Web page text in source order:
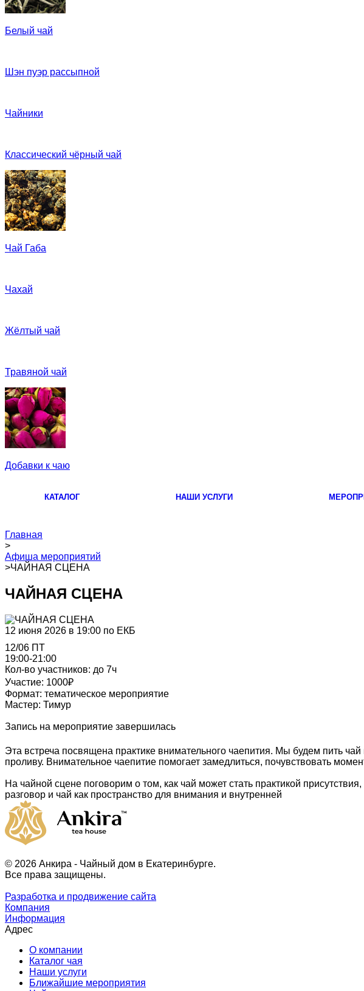
Белый чай
Шэн пуэр рассыпной
Чайники
Классический чёрный чай
Чай Габа
Чахай
Жёлтый чай
Травяной чай
Добавки к чаю
КАТАЛОГ НАШИ УСЛУГИ
Главная
>
Афиша мероприятий
>ЧАЙНАЯ СЦЕНА
ЧАЙНАЯ СЦЕНА
12 июня 2026 в 19:00 по ЕКБ
12/06 ПТ
19:00-21:00
Кол-во участников: до 7ч
Участие: 1000₽
Формат: тематическое мероприятие
Мастер: Тимур
Запись на мероприятие завершилась
Эта встреча посвящена практике внимательного чаепития. Мы будем пить
проливу. Внимательное чаепитие помогает замедлиться, почувствовать
На чайной сцене поговорим о том, как чай может стать практикой
разговор и чай как пространство для внимания и внутренней
© 2026 Анкира - Чайный дом в Екатеринбурге.
Все права защищены.
Разработка и продвижение сайта
Компания
Информация
Адрес
О компании
Каталог чая
Наши услуги
Ближайшие мероприятия